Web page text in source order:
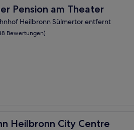
Pension am Theater
am Theater
Heilbronn Sülmertor entfernt
Bewertungen)
Heilbronn City Centre
City Centre